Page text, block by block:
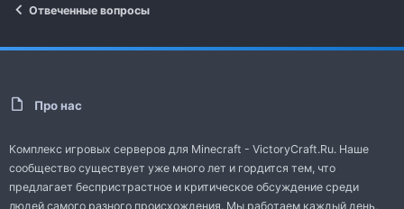
Отвеченные вопросы
Про нас
Комплекс игровых серверов для Minecraft - VictoryCraft.Ru. Наше
сообщество существует уже много лет и гордится тем, что
предлагает беспристрастное и критическое обсуждение среди
людей самого разного происхождения. Мы работаем каждый день,